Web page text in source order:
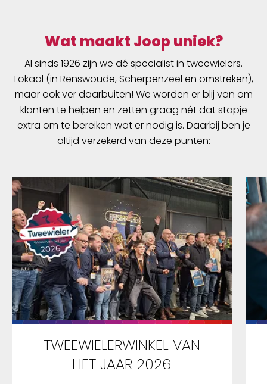
Wat maakt Joop uniek?
Al sinds 1926 zijn we dé specialist in tweewielers.
Lokaal (in Renswoude, Scherpenzeel en omstreken),
maar ook ver daarbuiten! We worden er blij van om
klanten te helpen en zetten graag nét dat stapje
extra om te bereiken wat er nodig is. Daarbij ben je
altijd verzekerd van deze punten:
TWEEWIELERWINKEL VAN
HET JAAR 2026